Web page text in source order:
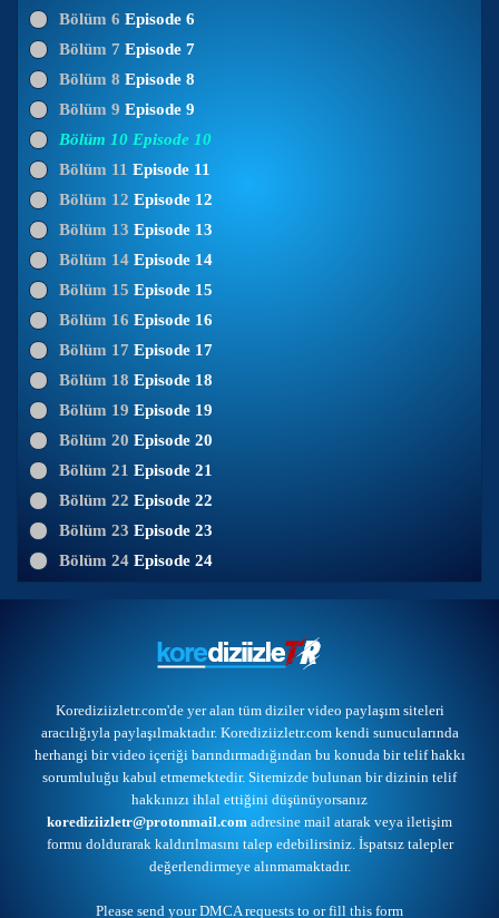
Bölüm 6 Episode 6
Bölüm 7 Episode 7
Bölüm 8 Episode 8
Bölüm 9 Episode 9
Bölüm 10 Episode 10
Bölüm 11 Episode 11
Bölüm 12 Episode 12
Bölüm 13 Episode 13
Bölüm 14 Episode 14
Bölüm 15 Episode 15
Bölüm 16 Episode 16
Bölüm 17 Episode 17
Bölüm 18 Episode 18
Bölüm 19 Episode 19
Bölüm 20 Episode 20
Bölüm 21 Episode 21
Bölüm 22 Episode 22
Bölüm 23 Episode 23
Bölüm 24 Episode 24
Korediziizletr.com'de yer alan tüm diziler video paylaşım siteleri
aracılığıyla paylaşılmaktadır. Korediziizletr.com kendi sunucularında
herhangi bir video içeriği barındırmadığından bu konuda bir telif hakkı
sorumluluğu kabul etmemektedir. Sitemizde bulunan bir dizinin telif
hakkınızı ihlal ettiğini düşünüyorsanız
korediziizletr@protonmail.com adresine mail atarak veya iletişim
formu doldurarak kaldırılmasını talep edebilirsiniz. İspatsız talepler
değerlendirmeye alınmamaktadır.
Please send your DMCA requests to orfill this form